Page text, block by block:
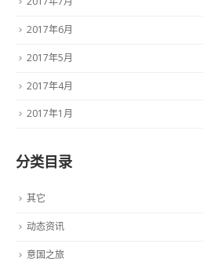
2017年6月
2017年5月
2017年4月
2017年1月
分类目录
其它
动态资讯
意国之旅